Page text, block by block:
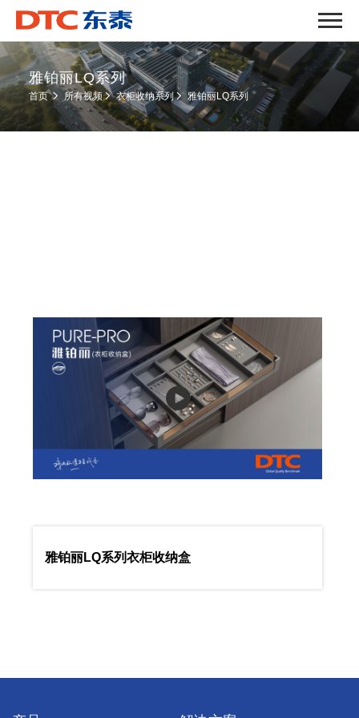
雅铂丽LQ系列
首页 所有视频 衣柜收纳系列 雅铂丽LQ系列
雅铂丽LQ系列衣柜收纳盒